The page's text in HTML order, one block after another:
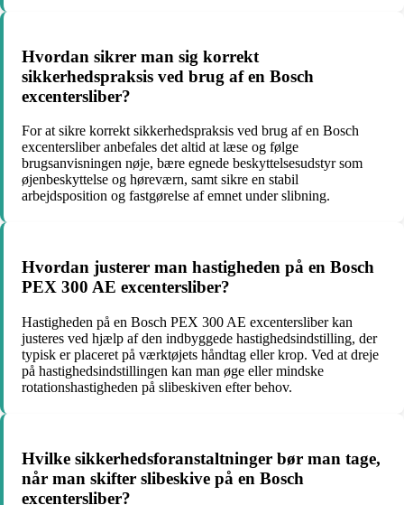
Hvordan sikrer man sig korrekt
sikkerhedspraksis ved brug af en Bosch
excentersliber?
For at sikre korrekt sikkerhedspraksis ved brug af en Bosch
excentersliber anbefales det altid at læse og følge
brugsanvisningen nøje, bære egnede beskyttelsesudstyr som
øjenbeskyttelse og høreværn, samt sikre en stabil
arbejdsposition og fastgørelse af emnet under slibning.
Hvordan justerer man hastigheden på en Bosch
PEX 300 AE excentersliber?
Hastigheden på en Bosch PEX 300 AE excentersliber kan
justeres ved hjælp af den indbyggede hastighedsindstilling, der
typisk er placeret på værktøjets håndtag eller krop. Ved at dreje
på hastighedsindstillingen kan man øge eller mindske
rotationshastigheden på slibeskiven efter behov.
Hvilke sikkerhedsforanstaltninger bør man tage,
når man skifter slibeskive på en Bosch
excentersliber?